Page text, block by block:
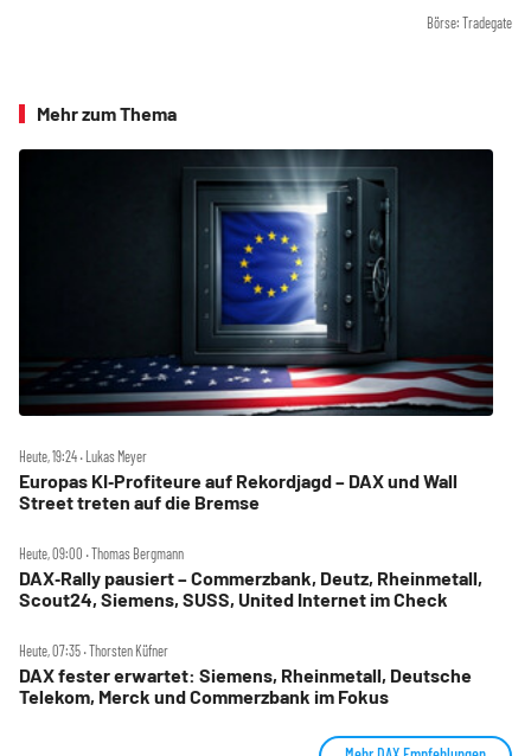
Börse: Tradegate
Mehr zum Thema
Heute, 19:24 ‧ Lukas Meyer
Europas KI‑Profiteure auf Rekordjagd – DAX und Wall
Street treten auf die Bremse
Heute, 09:00 ‧ Thomas Bergmann
DAX‑Rally pausiert – Commerzbank, Deutz, Rheinmetall,
Scout24, Siemens, SUSS, United Internet im Check
Heute, 07:35 ‧ Thorsten Küfner
DAX fester erwartet: Siemens, Rheinmetall, Deutsche
Telekom, Merck und Commerzbank im Fokus